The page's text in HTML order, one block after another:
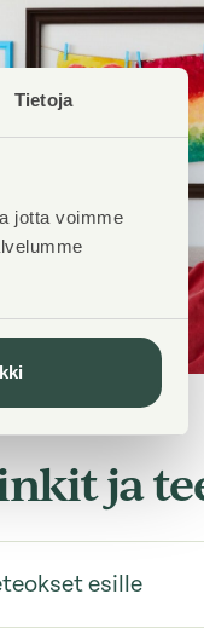
Tietoja
jotta voimme
ja
esille